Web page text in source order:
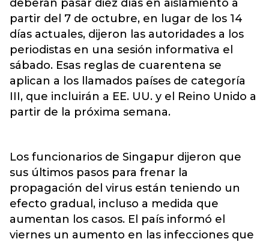
deberán pasar diez días en aislamiento a
partir del 7 de octubre, en lugar de los 14
días actuales, dijeron las autoridades a los
periodistas en una sesión informativa el
sábado. Esas reglas de cuarentena se
aplican a los llamados países de categoría
III, que incluirán a EE. UU. y el Reino Unido a
partir de la próxima semana.
Los funcionarios de Singapur dijeron que
sus últimos pasos para frenar la
propagación del virus están teniendo un
efecto gradual, incluso a medida que
aumentan los casos. El país informó el
viernes un aumento en las infecciones que